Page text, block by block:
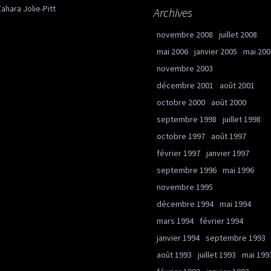
Jolie-Pitt Archives
novembre 2008
juillet 2008
mai 2006 janvier 2005
mai
novembre 2003
décembre 2001
août 2001
octobre 2000 août 2000
septembre 1998
juillet 1998
octobre 1997 août 1997
février 1997 janvier 1997
septembre 1996 mai 1996
novembre 1995
décembre 1994 mai 1994
mars 1994
février 1994
janvier 1994 septembre 1993
août 1993
juillet 1993
mai